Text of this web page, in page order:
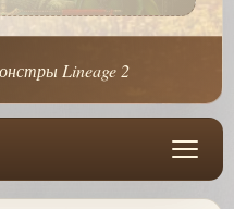
Lineage 2